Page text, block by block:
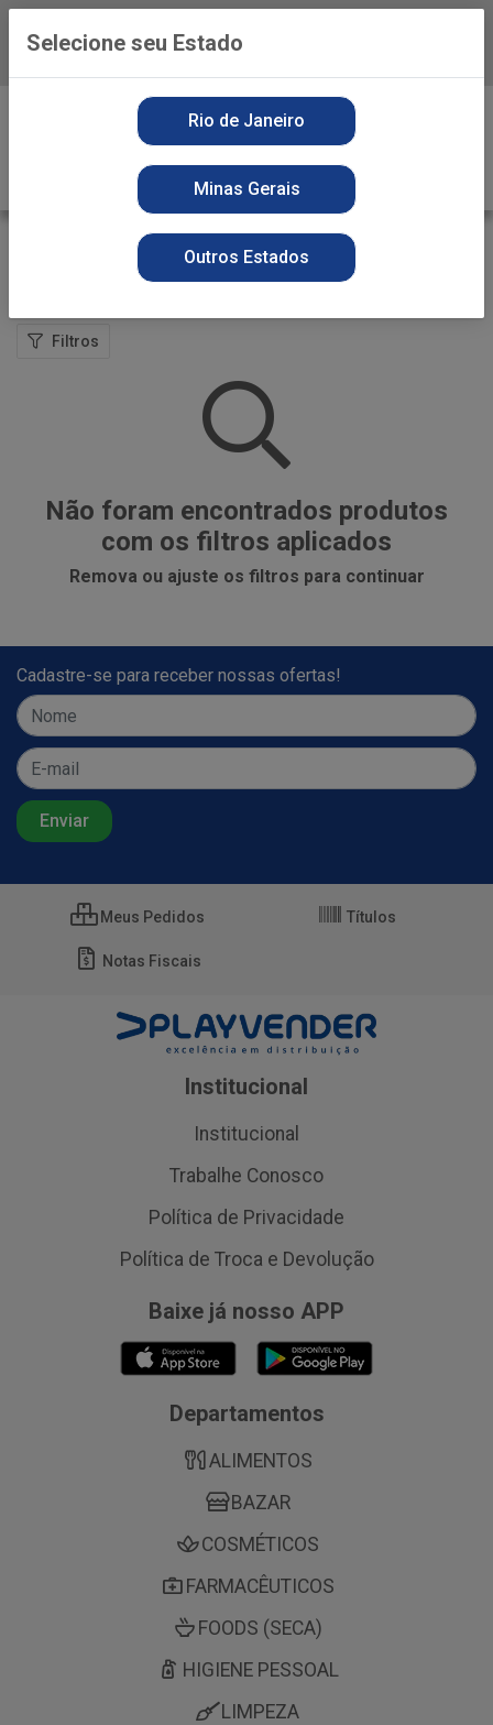
Baixe já o APP da Playvender
ALIMENTOS BEBIDA
Filtros
Não foram encontrados produtos
com os filtros aplicados
Remova ou ajuste os filtros para continuar
Cadastre-se para receber nossas ofertas!
Meus Pedidos Títulos
Notas Fiscais
Institucional
Institucional
Trabalhe Conosco
Política de Privacidade
Política de Troca e Devolução
Baixe já nosso APP
Departamentos
ALIMENTOS
BAZAR
COSMÉTICOS
FARMACÊUTICOS
FOODS (SECA)
HIGIENE PESSOAL
LIMPEZA
Selecione seu Estado
Rio de Janeiro
Minas Gerais
Outros Estados